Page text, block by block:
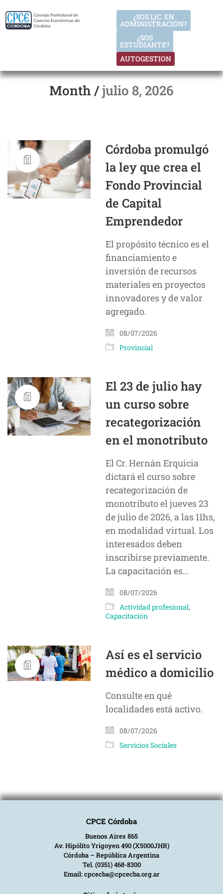
AUTOGESTION
¿SOS
ESTUDIANTE?
¿SOS LIC. EN
ADMINISTRACIÓN?
Month /julio 8, 2026
Córdoba promulgó
la ley que crea el
Fondo Provincial
de Capital
Emprendedor
El propósito técnico es el
financiamiento e
inversión de recursos
materiales en proyectos
innovadores y de valor
agregado.
08/07/2026
Provincial
El 23 de julio hay
un curso sobre
recategorización
en el monotributo
El Cr. Hernán Erquicia
dictará el curso sobre
recategorización de
monotributo el jueves 23
de julio de 2026, a las 11hs,
en modalidad virtual. Los
interesados deben
inscribirse previamente.
La capacitación es…
08/07/2026
Actividad profesional,
Capacitación
Así es el servicio
médico a domicilio
Consulte en qué
localidades está activo.
08/07/2026
Servicios Sociales
CPCE Córdoba
Buenos Aires 865
Av. Hipólito Yrigoyen 490 (X5000JHR)
Córdoba – República Argentina
Tel. (0351) 468-8300
Email: cpcecba@cpcecba.org.ar